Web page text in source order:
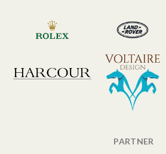
PARTNER